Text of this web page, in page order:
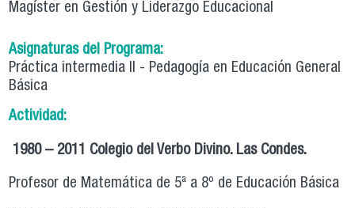
Magíster en Gestión y Liderazgo Educacional
Asignaturas del Programa:
Práctica intermedia II - Pedagogía en Educación General
Básica
Actividad:
1980 – 2011 Colegio del Verbo Divino. Las Condes.
Profesor de Matemática de 5ª a 8º de Educación Básica